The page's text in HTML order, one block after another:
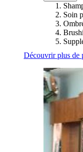
Soin
Découvrir plus de